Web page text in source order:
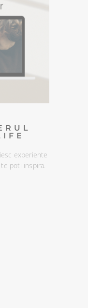
spiritualitate si
TO LIFE.
experiente
poti inspira.
din
poti
:)